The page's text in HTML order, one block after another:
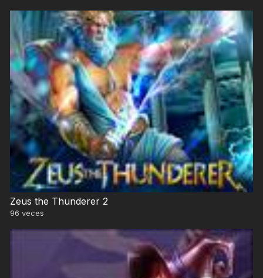
Zeus the Thunderer 2
96 veces